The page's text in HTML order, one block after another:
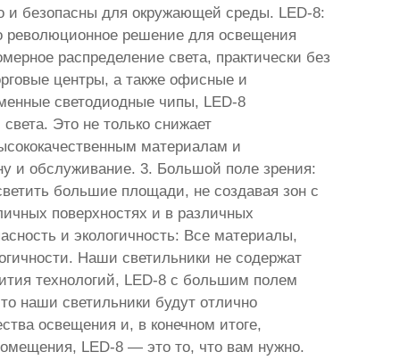
и безопасны для окружающей среды. LED-8:
революционное решение для освещения
распределение света, практически без
центры, а также офисные и
светодиодные чипы, LED-8
Это не только снижает
материалам и
и обслуживание. 3. Большой поле зрения:
большие площади, не создавая зон с
поверхностях и в различных
и экологичность: Все материалы,
Наши светильники не содержат
технологий, LED-8 с большим полем
наши светильники будут отлично
освещения и, в конечном итоге,
LED-8 — это то, что вам нужно.